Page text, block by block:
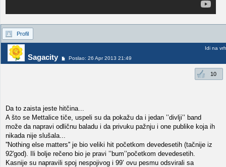
Profil
Sagacity Poslao: 26 Apr 2013 21:49
Idi na vrh
10
Da to zaista jeste hitčina...
A što se Mettalice tiče, uspeli su da pokažu da i jedan ’’divlji’’ band
može da napravi odličnu baladu i da privuku pažnju i one publike koja ih
nikada nije slušala...
''Nothing else matters'' je bio veliki hit početkom devedesetih (tačnije iz
92'god). Ili bolje rečeno bio je pravi ’’bum’’početkom devedesetih.
Kasnije su napravili spoj nespojivog i 99’ ovu pesmu odsvirali sa